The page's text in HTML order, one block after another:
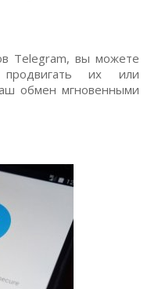
Telegram, вы можете
их или
обмен мгновенными